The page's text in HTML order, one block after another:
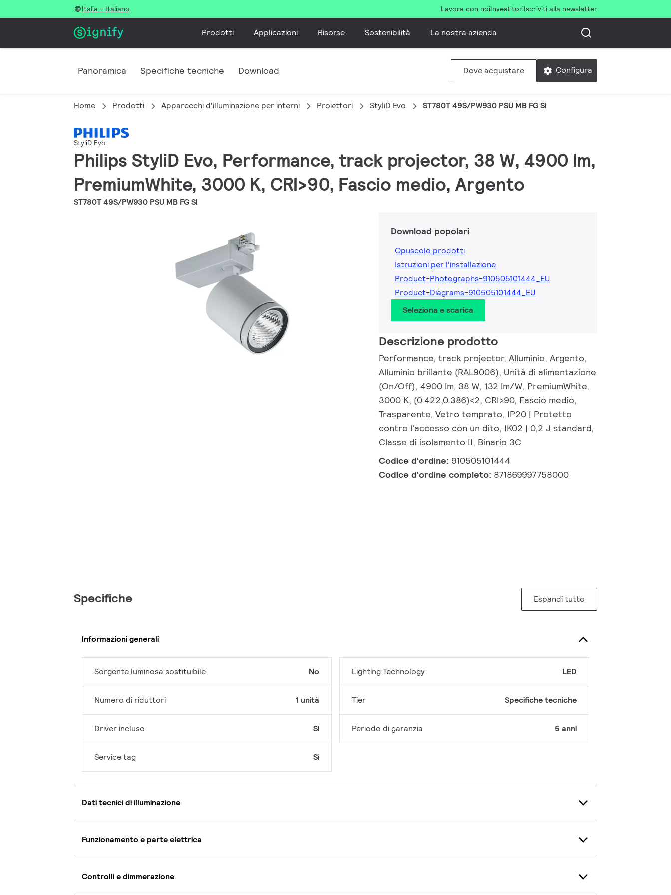
Italia - Italiano Lavora con noiInvestitoriIscriviti alla newsletter
Prodotti Applicazioni Risorse Sostenibilità La nostra azienda
Panoramica Specifiche tecniche Download Dove acquistare Configura
Home Prodotti Apparecchi d'illuminazione per interni Proiettori StyliD Evo ST780T 49S/PW930 PSU MB FG SI
StyliD Evo
Philips StyliD Evo, Performance, track projector, 38 W, 4900 lm,
PremiumWhite, 3000 K, CRI>90, Fascio medio, Argento
ST780T 49S/PW930 PSU MB FG SI
Download popolari
Opuscolo prodotti
Istruzioni per l'installazione
Product-Photographs-910505101444_EU
Product-Diagrams-910505101444_EU
Seleziona e scarica
Descrizione prodotto
Performance, track projector, Alluminio, Argento,
Alluminio brillante (RAL9006), Unità di alimentazione
(On/Off), 4900 lm, 38 W, 132 lm/W, PremiumWhite,
3000 K, (0.422,0.386)<2, CRI>90, Fascio medio,
Trasparente, Vetro temprato, IP20 | Protetto
contro l'accesso con un dito, IK02 | 0,2 J standard,
Classe di isolamento II, Binario 3C
Codice d'ordine: 910505101444
Codice d'ordine completo: 871869997758000
Specifiche Espandi tutto
Informazioni generali
Sorgente luminosa sostituibile No
Numero di riduttori 1 unità
Driver incluso Sì
Service tag Sì
Lighting Technology LED
Tier Specifiche tecniche
Periodo di garanzia 5 anni
Dati tecnici di illuminazione
Funzionamento e parte elettrica
Controlli e dimmerazione